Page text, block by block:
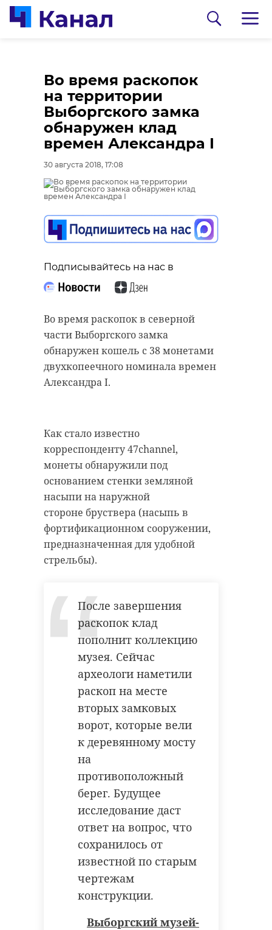
Во время раскопок
на территории
Выборгского замка
обнаружен клад
времен Александра I
30 августа 2018, 17:08
Подписывайтесь на нас в
Во время раскопок в северной
части Выборгского замка
обнаружен кошель с 38 монетами
двухкопеечного номинала времен
Александра I.
Как стало известно
корреспонденту 47channel,
монеты обнаружили под
основанием стенки земляной
насыпи на наружной
стороне бруствера (насыпь в
фортификационном сооружении,
предназначенная для удобной
стрельбы).
После завершения
раскопок клад
пополнит коллекцию
музея. Сейчас
археологи наметили
раскоп на месте
вторых замковых
ворот, которые вели
к деревянному мосту
на
противоположный
берег. Будущее
исследование даст
ответ на вопрос, что
сохранилось от
известной по старым
чертежам
конструкции.
Выборгский музей-
0:00 / 0:00
Сосновоборец
могилы на
старинном кладбище
об истории города
11 февраля 2020, 14:59
Руслан Семенченко мечтает,
чтобы историки-профессионалы
больше узнали о жизни Анны. В
этом году бельгийские архивы
рассекретят документы 100-
летней давности и, может тогда,
удастся узнать, какой была жизнь
Анны Беквор и других бельгийцев
Поделиться статьей:
РЕКОМЕНДУЕМ
0:00 / 0:00
В Каменке
реконструкция
прорыва "Линии
11 февраля 2020, 14:55
Подписывайтесь на нас в
Самой зрелищной частью стала
демонстрация основных
наступательных элементов
Красной Армии, рукопашный бой
и штурм укрепленных
сооружений.
каменка
линия маннергейма
Поделиться статьей: